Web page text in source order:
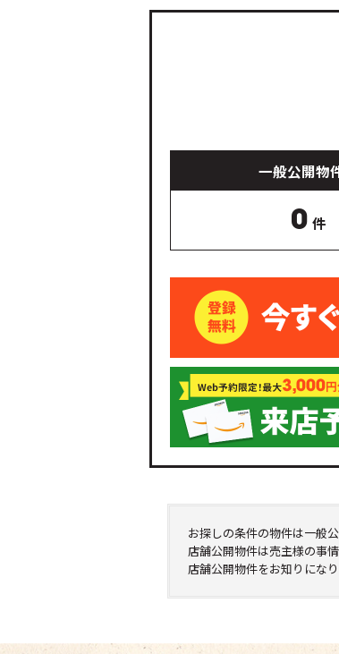
一般公開物
0 件
お探しの条件の物件は一般
店舗公開物件は売主様の事
店舗公開物件をお知りにな